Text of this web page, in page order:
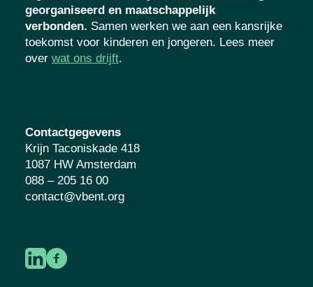
georganiseerd en maatschappelijk
verbonden. Samen werken we aan een kansrijke
toekomst voor kinderen en jongeren. Lees meer
over wat ons drijft.
Contactgegevens
Krijn Taconiskade 418
1087 HW Amsterdam
088 – 205 16 00
contact@vbent.org